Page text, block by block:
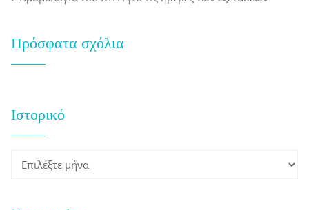
Πρόσφατα σχόλια
Ιστορικό
Ιστορικό